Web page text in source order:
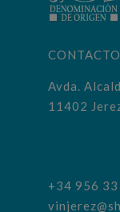
CONTACTO
Avda.
11402
+34 956